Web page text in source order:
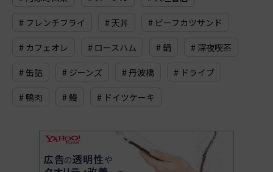
# フレンチフライ # 天丼 # ビーフカツサンド
# カフェオレ # ロースハム # 鍋 # 深夜喫茶
# 缶詰 # ジーンズ # 丹波橋 # ドライブ
# 鴨肉 # 鰻 # ドイツケーキ